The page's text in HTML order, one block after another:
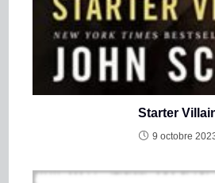
Starter
9 octobre